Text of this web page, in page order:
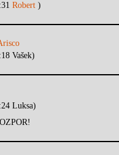
Robert)
Vašek)
Luksa)